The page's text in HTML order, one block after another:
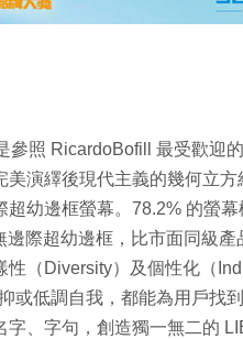
參照 RicardoBofill 最受歡迎
美演繹後現代主義的幾何立
幼邊框螢幕。78.2% 的螢
邊際超幼邊框，比市面同級
性（Diversity）及個性化（
或低調自我，都能為用戶找
、字句，創造獨一無二的